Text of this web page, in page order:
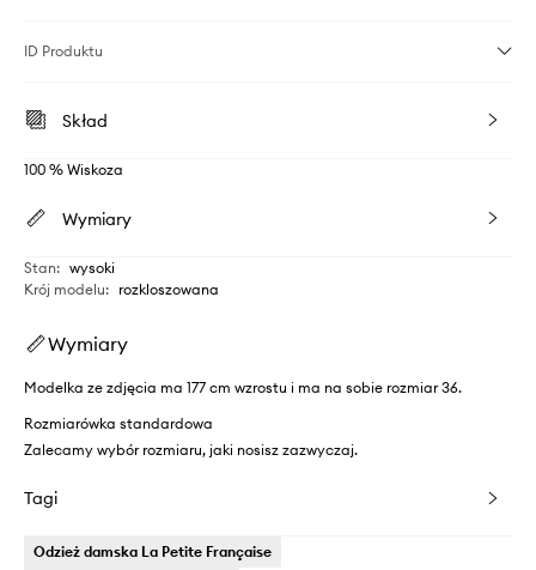
ID Produktu
Skład
100 % Wiskoza
Wymiary
Stan: wysoki
Krój modelu: rozkloszowana
Wymiary
Modelka ze zdjęcia ma 177 cm wzrostu i ma na sobie rozmiar 36.
Rozmiarówka standardowa
Zalecamy wybór rozmiaru, jaki nosisz zazwyczaj.
Tagi
Odzież damska La Petite Française